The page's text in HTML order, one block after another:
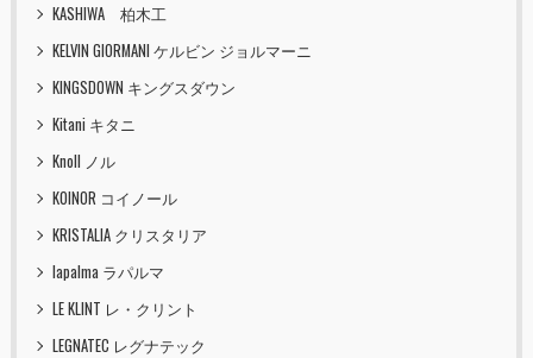
KASHIWA 柏木工
KELVIN GIORMANI ケルビン ジョルマーニ
KINGSDOWN キングスダウン
Kitani キタニ
Knoll ノル
KOINOR コイノール
KRISTALIA クリスタリア
lapalma ラパルマ
LE KLINT レ・クリント
LEGNATEC レグナテック